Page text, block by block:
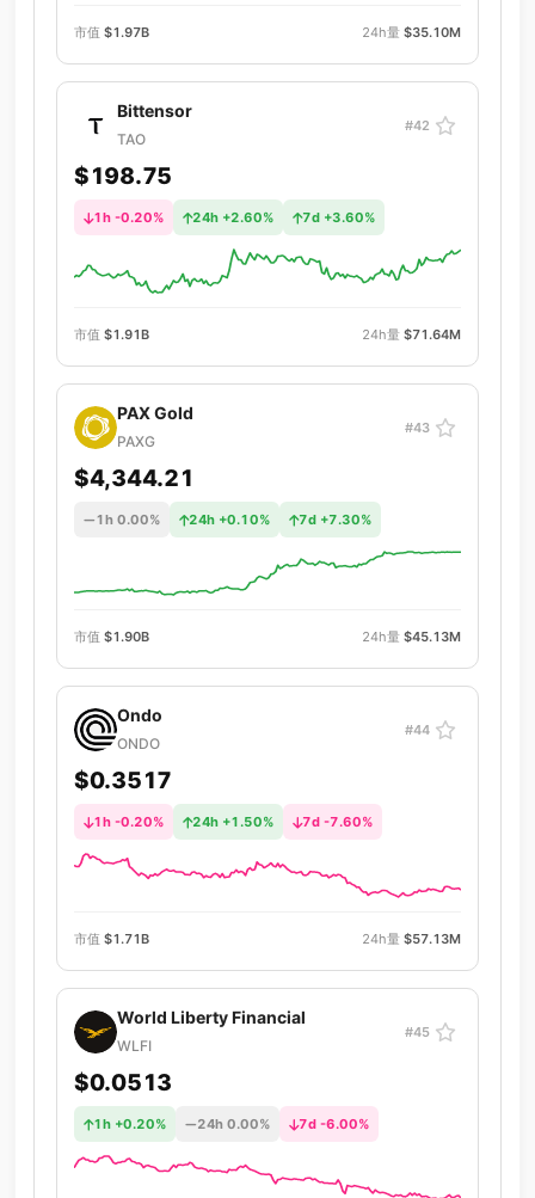
市值 $1.97B 24h量 $35.10M
Bittensor
TAO
#42
$198.75
1h -0.20% 24h +2.60% 7d +3.60%
市值 $1.91B 24h量 $71.64M
PAX Gold
PAXG
#43
$4,344.21
1h 0.00% 24h +0.10% 7d +7.30%
市值 $1.90B 24h量 $45.13M
Ondo
ONDO
#44
$0.3517
1h -0.20% 24h +1.50% 7d -7.60%
市值 $1.71B 24h量 $57.13M
World Liberty Financial
WLFI
#45
$0.0513
1h +0.20% 24h 0.00% 7d -6.00%